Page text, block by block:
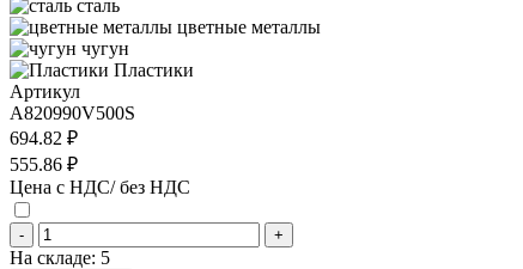
сталь
цветные металлы
чугун
Пластики
Артикул
A820990V500S
694.82 ₽
555.86 ₽
Цена с НДС/ без НДС
- +
На складе: 5